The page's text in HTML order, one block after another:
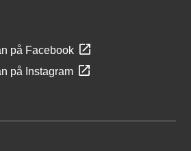
på Facebook
på Instagram